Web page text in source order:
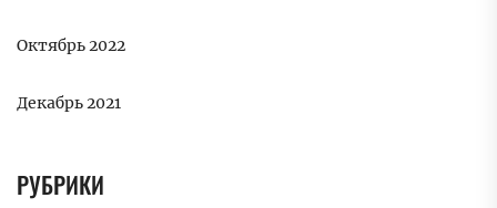
Октябрь 2022
Декабрь 2021
РУБРИКИ